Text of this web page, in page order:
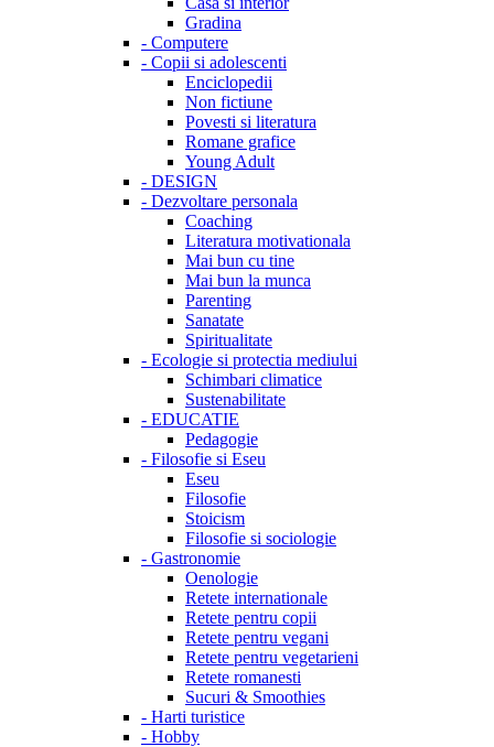
Gradina
- Computere
- Copii si adolescenti
Enciclopedii
Non fictiune
Povesti si literatura
Romane grafice
Young Adult
- DESIGN
- Dezvoltare personala
Coaching
Literatura motivationala
Mai bun cu tine
Mai bun la munca
Parenting
Sanatate
Spiritualitate
- Ecologie si protectia mediului
Schimbari climatice
Sustenabilitate
- EDUCATIE
Pedagogie
- Filosofie si Eseu
Eseu
Filosofie
Stoicism
Filosofie si sociologie
- Gastronomie
Oenologie
Retete internationale
Retete pentru copii
Retete pentru vegani
Retete pentru vegetarieni
Retete romanesti
Sucuri & Smoothies
- Harti turistice
- Hobby